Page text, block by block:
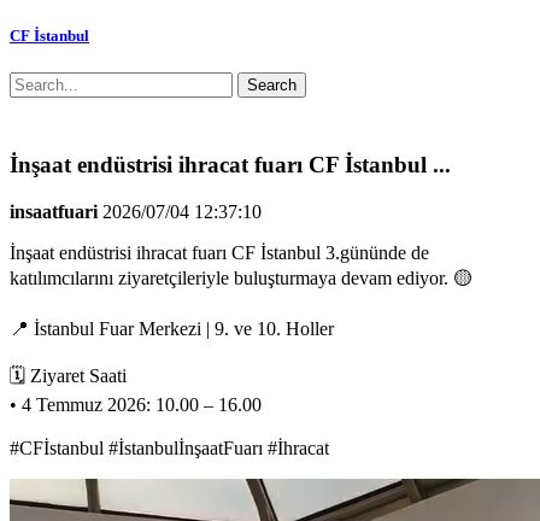
CF İstanbul
Search
İnşaat endüstrisi ihracat fuarı CF İstanbul ...
insaatfuari 2026/07/04 12:37:10
İnşaat endüstrisi ihracat fuarı CF İstanbul 3.gününde de
katılımcılarını ziyaretçileriyle buluşturmaya devam ediyor. 🟡
📍 İstanbul Fuar Merkezi | 9. ve 10. Holler
🗓 Ziyaret Saati
• 4 Temmuz 2026: 10.00 – 16.00
#CFİstanbul #İstanbulİnşaatFuarı #İhracat